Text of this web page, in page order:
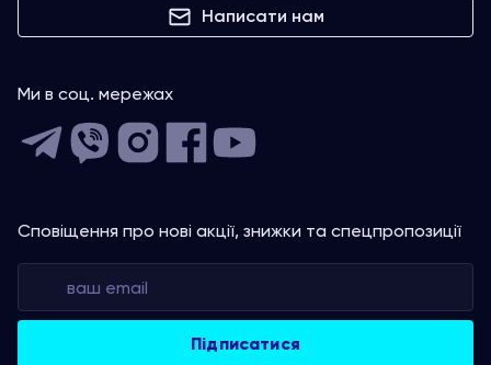
Написати нам
Ми в соц. мережах
Сповіщення про нові акції, знижки та спецпропозиції